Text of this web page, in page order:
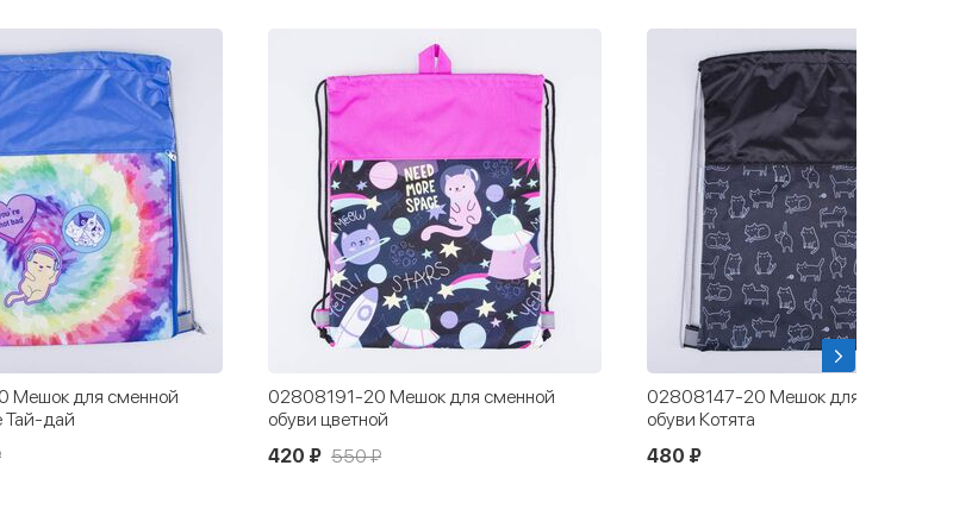
Мешок для сменной
Тай-дай
02808191-20 Мешок для сменной
обуви цветной
420 ₽ 550 ₽
02808147-20 Мешок для сменной
обуви Котята
480 ₽